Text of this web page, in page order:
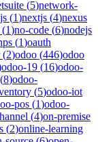
(5)network-
(1)nextjs (4)nexus
(1)no-code (6)nodejs
(1)oauth
(2)odoo (446)odoo
odoo-19 (16)odoo-
(8)odoo-
(5)odoo-iot
pos (1)odoo-
(4)on-premise
(2)online-learning